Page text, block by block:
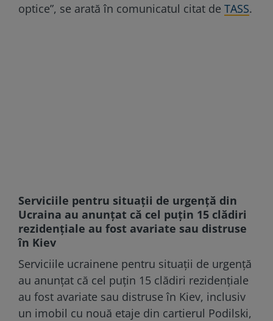
optice”, se arată în comunicatul citat de TASS.
Serviciile pentru situații de urgență din
Ucraina au anunțat că cel puțin 15 clădiri
rezidențiale au fost avariate sau distruse
în Kiev
Serviciile ucrainene pentru situații de urgență
au anunțat că cel puțin 15 clădiri rezidențiale
au fost avariate sau distruse în Kiev, inclusiv
un imobil cu nouă etaje din cartierul Podilski,